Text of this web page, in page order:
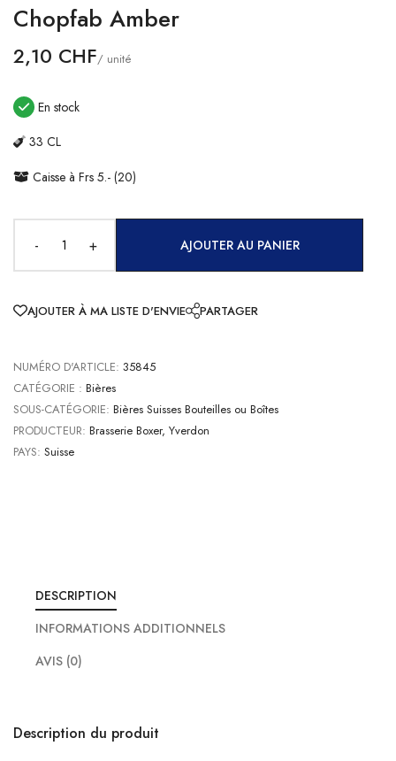
Devise
Chopfab Amber
2,10 CHF/ unité
En stock
33 CL
Caisse à Frs 5.- (20)
- + AJOUTER AU PANIER
AJOUTER À MA LISTE D'ENVIE PARTAGER
NUMÉRO D'ARTICLE: 35845
CATÉGORIE : Bières
SOUS-CATÉGORIE: Bières Suisses Bouteilles ou Boîtes
PRODUCTEUR: Brasserie Boxer, Yverdon
PAYS: Suisse
DESCRIPTION
INFORMATIONS ADDITIONNELS
AVIS (0)
Description du produit